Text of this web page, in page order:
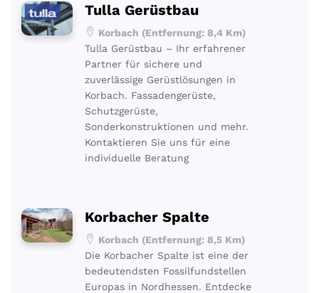
Tulla Gerüstbau
Korbach (Entfernung: 8,4 Km)
Tulla Gerüstbau – Ihr erfahrener
Partner für sichere und
zuverlässige Gerüstlösungen in
Korbach. Fassadengerüste,
Schutzgerüste,
Sonderkonstruktionen und mehr.
Kontaktieren Sie uns für eine
individuelle Beratung
Korbacher Spalte
Korbach (Entfernung: 8,5 Km)
Die Korbacher Spalte ist eine der
bedeutendsten Fossilfundstellen
Europas in Nordhessen. Entdecke